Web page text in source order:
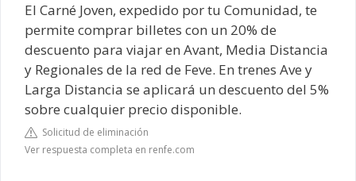
El Carné Joven, expedido por tu Comunidad, te
permite comprar billetes con un 20% de
descuento para viajar en Avant, Media Distancia
y Regionales de la red de Feve. En trenes Ave y
Larga Distancia se aplicará un descuento del 5%
sobre cualquier precio disponible.
Solicitud de eliminación
Ver respuesta completa en renfe.com